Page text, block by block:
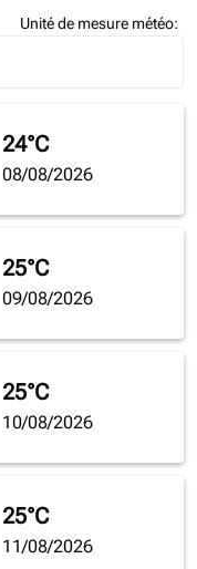
Unité de mesure météo:
24°C
08/08/2026
25°C
09/08/2026
25°C
10/08/2026
25°C
11/08/2026